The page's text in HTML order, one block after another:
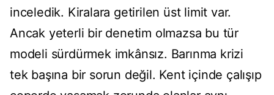
inceledik. Kiralara getirilen üst limit var.
Ancak yeterli bir denetim olmazsa bu tür
modeli sürdürmek imkânsız. Barınma krizi
tek başına bir sorun değil. Kent içinde çalışıp